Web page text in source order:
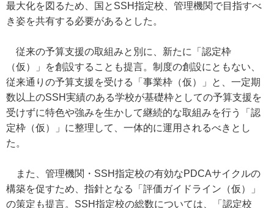
最大化を図るため、国とSSH指定校、管理機関で目指すべ
き姿を共有する必要があるとした。
従来の予算支援の取組みと別に、新たに「認定枠
（仮）」を創設することも提言。制度の創設にともない、
従来通りの予算支援を受ける「事業枠（仮）」と、一定期
数以上のSSH実績のある学校が基礎枠としての予算支援を
受けずに特色や強みを生かして継続的な取組みを行う「認
定枠（仮）」に整理して、一体的に運用されるべきとし
た。
また、管理機関・SSH指定校の有効なPDCAサイクルの
構築を促すため、指針となる「評価ガイドライン（仮）」
の策定も提言。SSH指定校の総数については、「認定校